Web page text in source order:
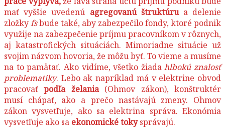
mať vyššie uvedenú agregovanú štruktúrua delenie
zložkyfsbude také, aby zabezpečilo fondy, ktoré podnik
využije na zabezpečenie príjmu pracovníkom v rôznych,
aj katastrofických situáciách. Mimoriadne situácie už
svojim názvom hovoria, že môžu byť. To vieme a musíme
na to pamätať. Ako vidíme, všetko žiadahlbokú znalosť
problematiky. Lebo ak napríklad má v elektrine obvod
pracovaťpodľa želania(Ohmov zákon), konštruktér
musí chápať, ako a prečo nastávajú zmeny. Ohmov
zákon vysvetľuje, ako sa elektrina správa. Ekonómia
vysvetľuje ako sa ekonomické tokysprávajú.